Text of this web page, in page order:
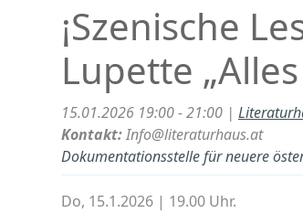
¡Szenische
Lupette
15.01.2026 19:00 - 21:00 |
Kontakt:Info@literaturhaus.at
Dokumentationsstelle für neuere
Do, 15.1.2026 | 19.00 Uhr.